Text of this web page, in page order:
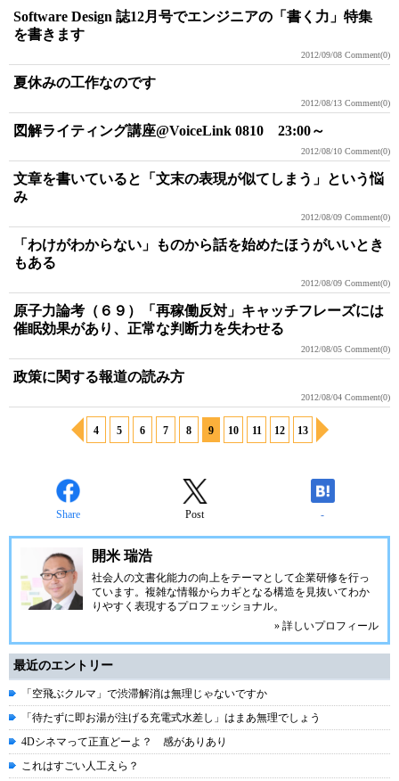
Software Design 誌12月号でエンジニアの「書く力」特集
を書きます
2012/09/08 Comment(0)
夏休みの工作なのです
2012/08/13 Comment(0)
図解ライティング講座@VoiceLink 0810 23:00～
2012/08/10 Comment(0)
文章を書いていると「文末の表現が似てしまう」という悩
み
2012/08/09 Comment(0)
「わけがわからない」ものから話を始めたほうがいいとき
もある
2012/08/09 Comment(0)
原子力論考（６９）「再稼働反対」キャッチフレーズには
催眠効果があり、正常な判断力を失わせる
2012/08/05 Comment(0)
政策に関する報道の読み方
2012/08/04 Comment(0)
4 5 6 7 8 9 10 11 12 13
Share Post -
開米 瑞浩
社会人の文書化能力の向上をテーマとして企業研修を行っ
ています。複雑な情報からカギとなる構造を見抜いてわか
りやすく表現するプロフェッショナル。
» 詳しいプロフィール
最近のエントリー
「空飛ぶクルマ」で渋滞解消は無理じゃないですか
「待たずに即お湯が注げる充電式水差し」はまあ無理でしょう
4Dシネマって正直どーよ？ 感がありあり
これはすごい人工えら？